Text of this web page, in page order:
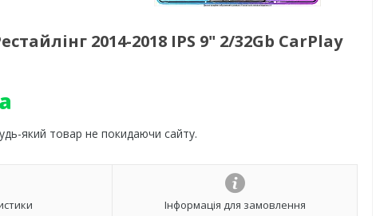
2014-2018 IPS 9" 2/32Gb CarPlay
який товар не покидаючи сайту.
Інформація для замовлення